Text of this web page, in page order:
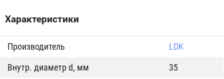
Характеристики
Производитель
LDK
Внутр. диаметр d, мм
35